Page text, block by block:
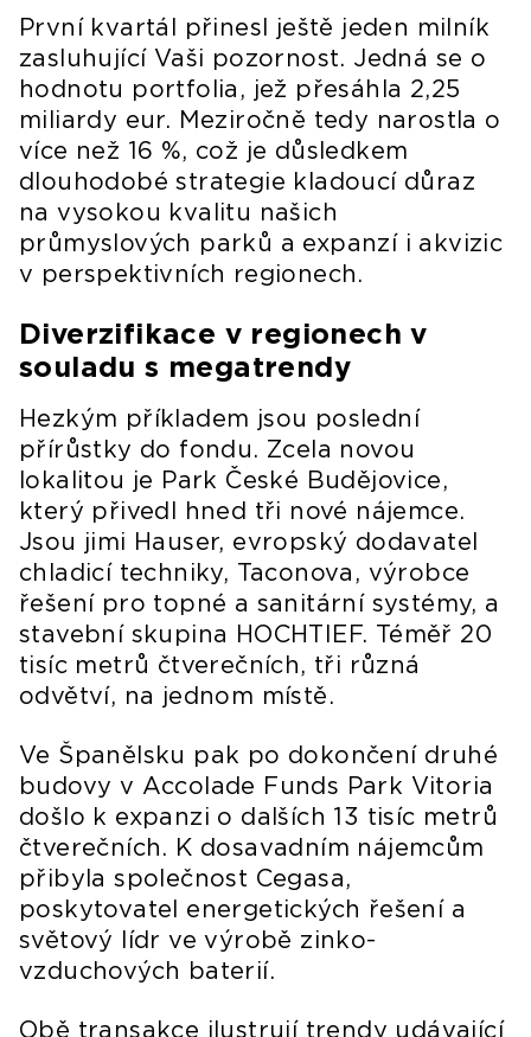
První kvartál přinesl ještě jeden milník
zasluhující Vaši pozornost. Jedná se o
hodnotu portfolia, jež přesáhla 2,25
miliardy eur. Meziročně tedy narostla o
více než 16 %, což je důsledkem
dlouhodobé strategie kladoucí důraz
na vysokou kvalitu našich
průmyslových parků a expanzí i akvizic
v perspektivních regionech.
Diverzifikace v regionech v
souladu s megatrendy
Hezkým příkladem jsou poslední
přírůstky do fondu. Zcela novou
lokalitou je Park České Budějovice,
který přivedl hned tři nové nájemce.
Jsou jimi Hauser, evropský dodavatel
chladicí techniky, Taconova, výrobce
řešení pro topné a sanitární systémy, a
stavební skupina HOCHTIEF. Téměř 20
tisíc metrů čtverečních, tři různá
odvětví, na jednom místě.
Ve Španělsku pak po dokončení druhé
budovy v Accolade Funds Park Vitoria
došlo k expanzi o dalších 13 tisíc metrů
čtverečních. K dosavadním nájemcům
přibyla společnost Cegasa,
poskytovatel energetických řešení a
světový lídr ve výrobě zinko-
vzduchových baterií.
Obě transakce ilustrují trendy udávající